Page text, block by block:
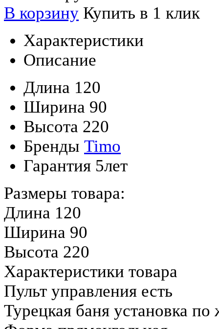
В корзину Купить в 1 клик
Характеристики
Описание
Длина 120
Ширина 90
Высота 220
Бренды Timo
Гарантия 5лет
Размеры товара:
Длина 120
Ширина 90
Высота 220
Характеристики товара
Пульт управления есть
Турецкая баня установка